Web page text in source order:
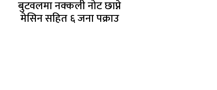
बुटवलमा नक्कली नोट छाप्ने
मेसिन सहित ६ जना पक्राउ